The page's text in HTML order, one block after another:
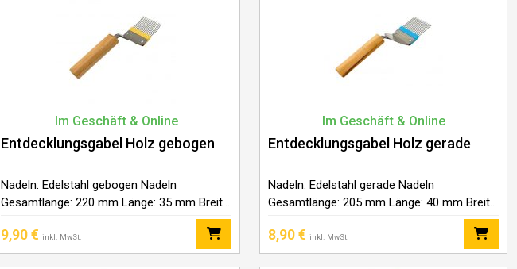
Im Geschäft & Online
Entdecklungsgabel Holz gebogen
Nadeln: Edelstahl gebogen Nadeln
Gesamtlänge: 220 mm Länge: 35 mm Breite:
9,90€ inkl. MwSt.
Im Geschäft & Online
Entdecklungsgabel Holz gerade
Nadeln: Edelstahl gerade Nadeln
Gesamtlänge: 205 mm Länge: 40 mm Breite:
8,90€ inkl. MwSt.